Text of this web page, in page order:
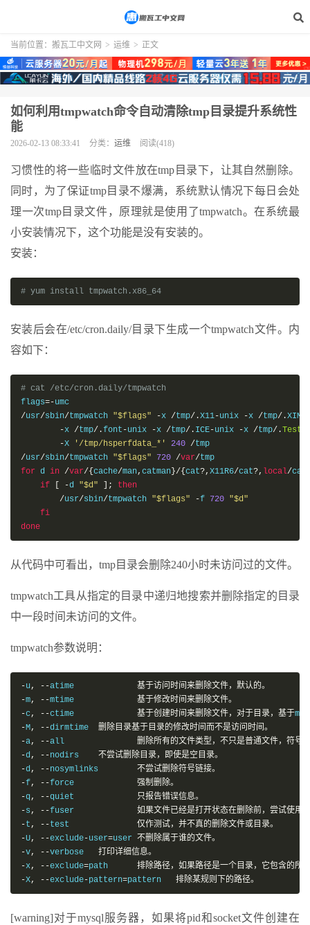
当前位置： 搬瓦工中文网 > 运维 > 正文
如何利用tmpwatch命令自动清除tmp目录提升系统性
能
2026-02-13 08:33:41 分类： 运维 阅读(418)
习惯性的将一些临时文件放在tmp目录下，让其自然删除。
同时，为了保证tmp目录不爆满，系统默认情况下每日会处
理一次tmp目录文件，原理就是使用了tmpwatch。在系统最
小安装情况下，这个功能是没有安装的。
安装：
# yum install tmpwatch.x86_64
安装后会在/etc/cron.daily/目录下生成一个tmpwatch文件。内
容如下：
# cat /etc/cron.daily/tmpwatch
flags=-
/usr/sbin/tmpwatch "$flags" -x /tmp/.X11-unix -x /tmp/.XIM
-x /tmp/.font -unix -x /tmp/. ICE-unix -x /tmp/.Test
-X '/tmp/hsperfdata_*' 240 /
/usr/sbin/tmpwatch "$flags" 720 /var/
for d in /var/{ cache/man, catman }/{ cat?, X11R6/cat?, local/cat
if
-d "$d" ];
then
/usr/sbin/tmpwatch "$flags" -f 720 "$d"
fi
done
从代码中可看出，tmp目录会删除240小时未访问过的文件。
tmpwatch工具从指定的目录中递归地搜索并删除指定的目录
中一段时间未访问的文件。
tmpwatch参数说明：
-u, --
基于访问时间来删除文件，默认的。
-m, --
基于修改时间来删除文件。
-c, -- 基于创建时间来删除文件，对于目录，基于
-M, --
删除目录基于目录的修改时间而不是访问时间。
-a, --
删除所有的文件类型，不只是普通文件，符号
-d, --
不尝试删除目录，即使是空目录。
-d, --
不尝试删除符号链接。
-f, --
强制删除。
-q, --
只报告错误信息。
-s , --
如果文件已经是打开状态在删除前，尝试使用
-t , --
仅作测试，并不真的删除文件或目录。
-U, --exclude-user=
不删除属于谁的文件。
-v, --
打印详细信息。
-x, --exclude=
排除路径，如果路径是一个目录，它包含的所
-X, --exclude-pattern= 排除某规则下的路径。
[warning]对于mysql服务器，如果将pid和socket文件创建在